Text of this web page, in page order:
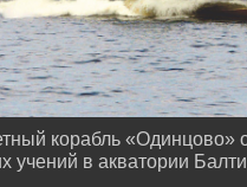
корабль «Одинцово»
учений в акватории